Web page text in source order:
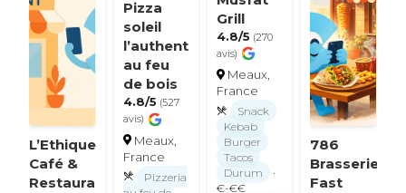
L’Ethique
Café &
Restaurant
Pizza
soleil
l’authentique
au feu
de bois
4.8/5 (527
avis)
Meaux,
France
Pizzeria
Grill
4.8/5 (270
avis)
Meaux,
France
Snack
Kebab
Burger
Tacos
Durum
·
€-€€
786
Brasserie
Fast